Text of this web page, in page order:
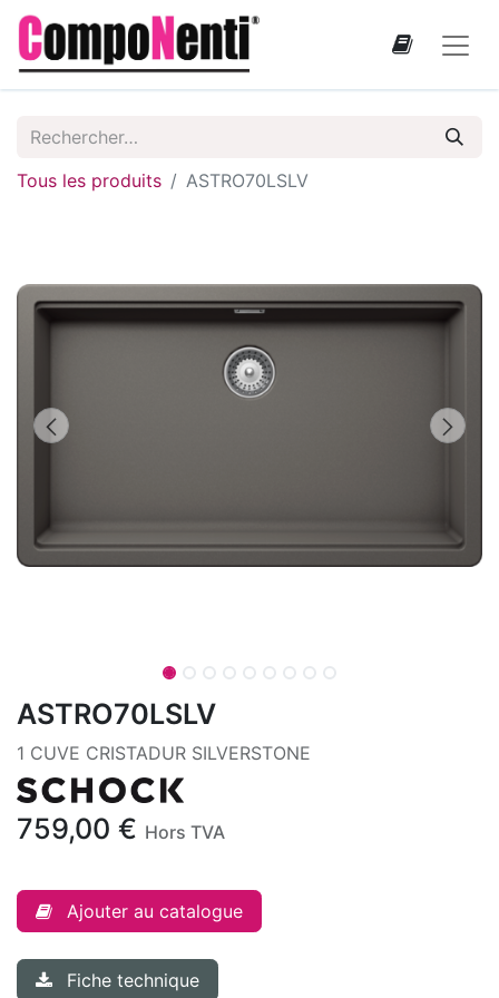
Tous les produits ASTRO70LSLV
ASTRO70LSLV
1 CUVE CRISTADUR SILVERSTONE
759,00 € Hors TVA
Ajouter au catalogue
Fiche technique